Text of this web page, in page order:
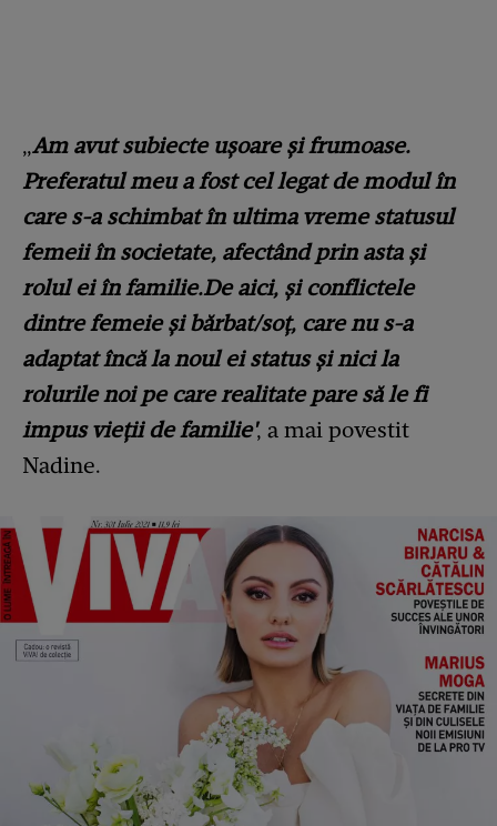
„Am avut subiecte uşoare şi frumoase.
Preferatul meu a fost cel legat de modul în
care s-a schimbat în ultima vreme statusul
femeii în societate, afectând prin asta şi
rolul ei în familie.De aici, şi conflictele
dintre femeie şi bărbat/soţ, care nu s-a
adaptat încă la noul ei status şi nici la
rolurile noi pe care realitate pare să le fi
impus vieţii de familie', a mai povestit
Nadine.